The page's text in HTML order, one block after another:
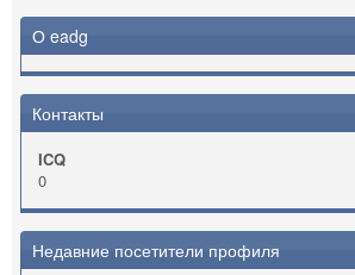
О eadg
Контакты
ICQ
0
Недавние посетители профиля